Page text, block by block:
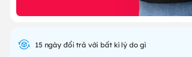
15 ngày đổi trả với bất kì lý do gì